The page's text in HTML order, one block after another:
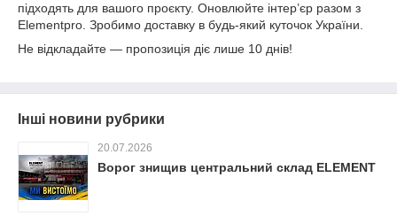
підходять для вашого проєкту. Оновлюйте інтер’єр разом з
Elementpro. Зробимо доставку в будь-який куточок України.
Не відкладайте — пропозиція діє лише 10 днів!
Інші новини рубрики
20.07.2026
Ворог знищив центральний склад ELEMENT